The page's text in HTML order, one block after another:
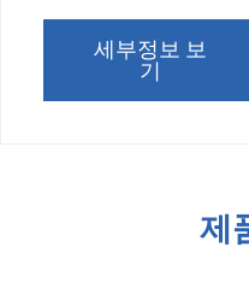
세부정보 보
기
제